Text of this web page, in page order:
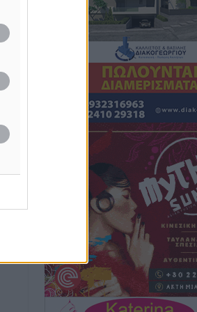
Τοπικές Ειδήσεις• πριν 9 ώρες
Iατρικός Σύλλογος Ροδου
Γεωργιάδη: Στρατηγικές
την Ενίσχυση της Δημόσιας
Νησιωτική Ελλάδα και στα
Νοσοκομεία της Γ΄ Ζώνης
Τοπικές Ειδήσεις• πριν 9 ώρες
Πάνθηρες: Ξεκίνησαν
την παρθενική “πτήση” τους
Αθλητικά• πριν 10 ώρες
Άρης Αρχαγγέλου: Στο
άτυχου Ιάκωβου Θωμά
Αθλητικά• πριν 10 ώρες